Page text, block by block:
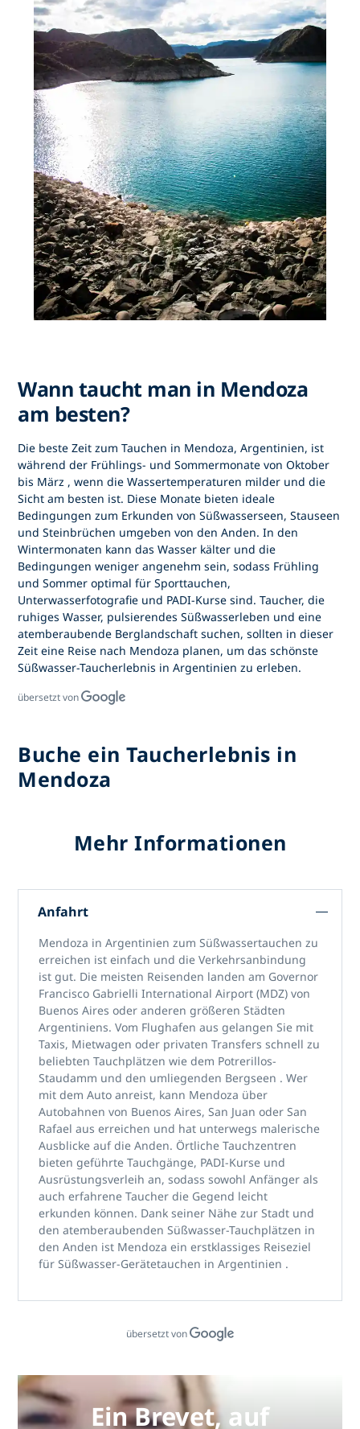
Wann taucht man in Mendoza
am besten?
Die beste Zeit zumTauchen in Mendoza, Argentinien, ist
während der Frühlings- und Sommermonate von Oktober
bis März , wenn die Wassertemperaturen milder und die
Sicht am besten ist. Diese Monate bieten ideale
Bedingungen zum Erkundenvon Süßwasserseen, Stauseen
und Steinbrüchen umgeben von den Anden. In den
Wintermonaten kann das Wasser kälter und die
Bedingungen weniger angenehm sein, sodass Frühling
und Sommer optimal fürSporttauchen,
Unterwasserfotografie und PADI-Kurse sind. Taucher, die
ruhiges Wasser, pulsierendes Süßwasserleben und eine
atemberaubende Berglandschaft suchen, sollten in dieser
Zeit eine Reise nach Mendoza planen, um das schönste
Süßwasser-Taucherlebnis in Argentinien zu erleben.
übersetzt von
Buche ein Taucherlebnis in
Mendoza
Mehr Informationen
Anfahrt
Mendoza in Argentinien zum Süßwassertauchen zu
erreichen ist einfach und die Verkehrsanbindung
ist gut. Die meisten Reisenden landen am Governor
Francisco Gabrielli International Airport (MDZ) von
Buenos Aires oder anderen größeren Städten
Argentiniens. Vom Flughafen aus gelangen Sie mit
Taxis, Mietwagen oder privaten Transfers schnell zu
beliebtenTauchplätzen wie dem Potrerillos-
Staudamm und den umliegenden Bergseen . Wer
mit dem Auto anreist, kann Mendoza über
Autobahnen von Buenos Aires, San Juan oder San
Rafael aus erreichen und hat unterwegs malerische
Ausblicke auf die Anden. Örtliche Tauchzentren
bieten geführte Tauchgänge, PADI-Kurse und
Ausrüstungsverleih an, sodass sowohl Anfänger als
auch erfahrene Taucher die Gegend leicht
erkunden können. Dank seiner Nähe zur Stadt und
den atemberaubenden Süßwasser-Tauchplätzen in
den Anden ist Mendoza ein erstklassiges Reiseziel
für Süßwasser-Gerätetauchen in Argentinien .
übersetzt von
Ein Brevet, auf